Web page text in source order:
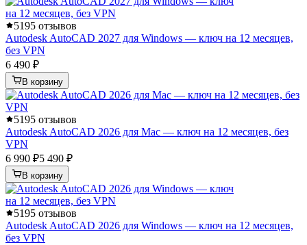
5195 отзывов
Autodesk AutoCAD 2027 для Windows — ключ на 12 месяцев,
без VPN
6 490 ₽
В корзину
5195 отзывов
Autodesk AutoCAD 2026 для Mac — ключ на 12 месяцев, без
VPN
6 990 ₽5 490 ₽
В корзину
5195 отзывов
Autodesk AutoCAD 2026 для Windows — ключ на 12 месяцев,
без VPN